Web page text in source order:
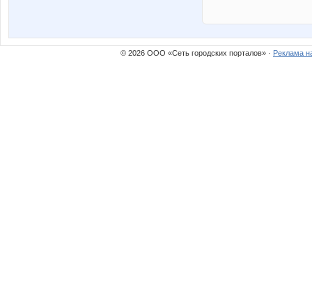
© 2026 ООО «Сеть городских порталов» · Реклама